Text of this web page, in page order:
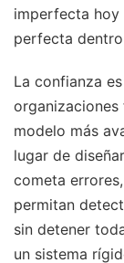
imperfecta hoy
perfecta
La confianza
organizaciones
modelo más
lugar de
cometa
permitan
sin detener
un sistema